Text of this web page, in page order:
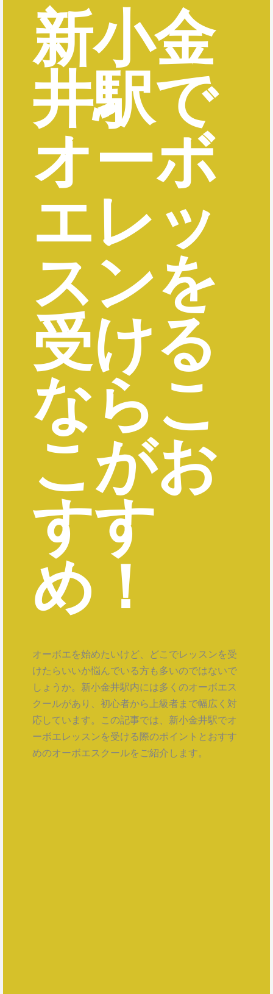
新小金
井駅で
オーボ
エレッ
スンを
受ける
ならこ
こがお
すす
め！
オーボエを始めたいけど、どこでレッスンを受
けたらいいか悩んでいる方も多いのではないで
しょうか。新小金井駅内には多くのオーボエス
クールがあり、初心者から上級者まで幅広く対
応しています。この記事では、新小金井駅でオ
ーボエレッスンを受ける際のポイントとおすす
めのオーボエスクールをご紹介します。